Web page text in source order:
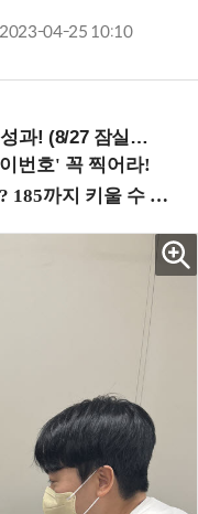
2023-04-25 10:10
! (8/27 잠실역)